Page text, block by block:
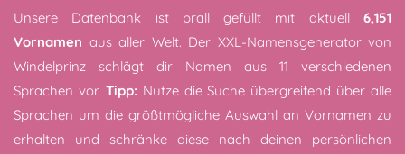
Unsere Datenbank ist prall gefüllt mit aktuell 6,151
Vornamen aus aller Welt. Der XXL-Namensgenerator von
Windelprinz schlägt dir Namen aus 11 verschiedenen
Sprachen vor. Tipp: Nutze die Suche übergreifend über alle
Sprachen um die größtmögliche Auswahl an Vornamen zu
erhalten und schränke diese nach deinen persönlichen